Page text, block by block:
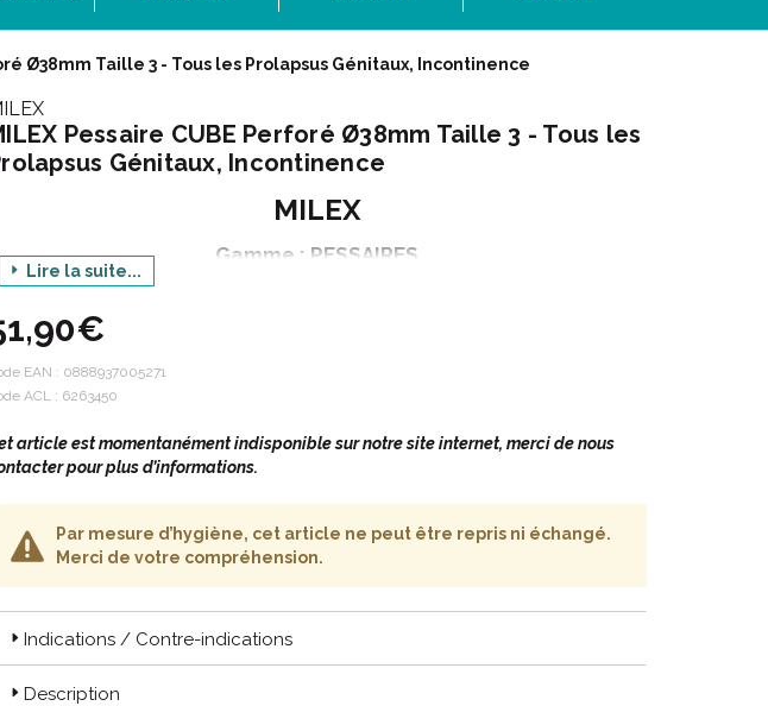
Ø38mm Taille 3 - Tous les Prolapsus Génitaux, Incontinence
Pessaire CUBE Perforé Ø38mm Taille 3 - Tous les
Génitaux, Incontinence
MILEX
Gamme : PESSAIRES
pessaire est un petit dispositif intra-vaginal qui vous apportera le meilleur soutien
Traitement alternatif à la chirurgie, y compris à long terme.
Attente de la chirurgie.
Préparation à la chirurgie.
Anticipation des effets de la chirurgie.
Lire la suite...
EAN : 0888937005271
ACL : 6263450
article est momentanément indisponible sur notre site internet, merci de nous
pour plus d’informations.
Par mesure d’hygiène, cet article ne peut être repris ni échangé.
Merci de votre compréhension.
Indications / Contre-indications
Description